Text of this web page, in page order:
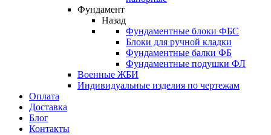
Фундамент
Назад
Фундаментные блоки ФБС
Блоки для ручной кладки
Фундаментные балки ФБ
Фундаментные подушки ФЛ
Военные ЖБИ
Индивидуальные изделия по чертежам
Оплата
Доставка
Блог
Контакты